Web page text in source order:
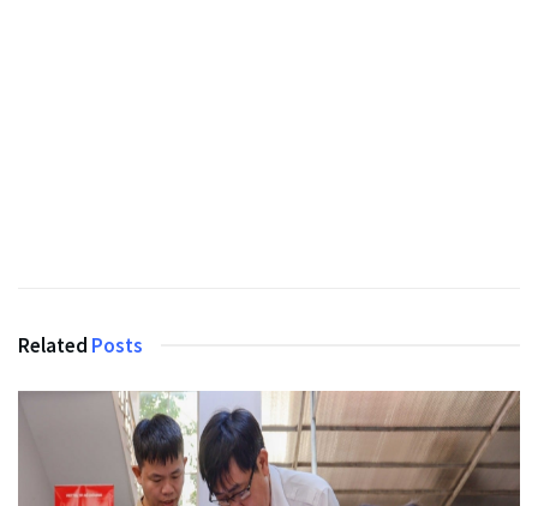
Related Posts